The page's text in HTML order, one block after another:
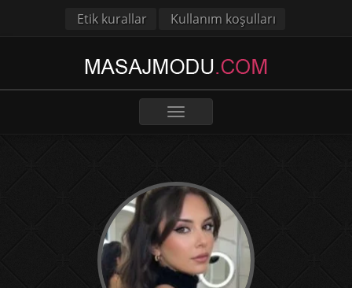
Etik kurallar Kullanım koşulları
Toggle